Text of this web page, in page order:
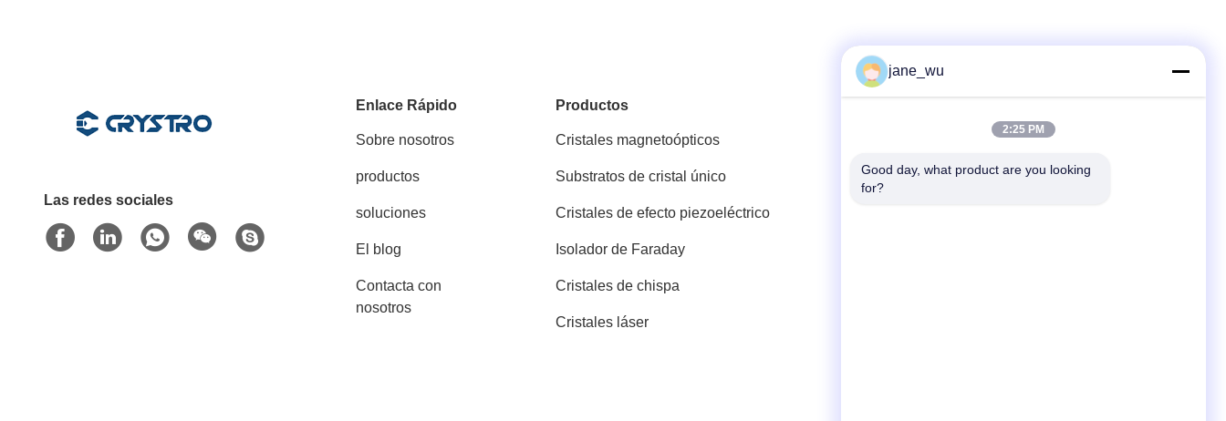
Las redes sociales
Enlace Rápido
Sobre nosotros
productos
soluciones
El blog
Contacta con
nosotros
Productos
Cristales magnetoópticos
Substratos de cristal único
Cristales de efecto piezoeléctrico
Isolador de Faraday
Cristales de chispa
Cristales láser
86-0551-63840886
jane_wu
2:25 PM
Good day, what product are you looking
for?